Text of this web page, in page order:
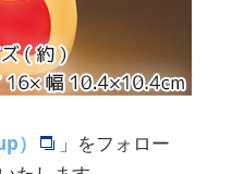
）
」をフォロー